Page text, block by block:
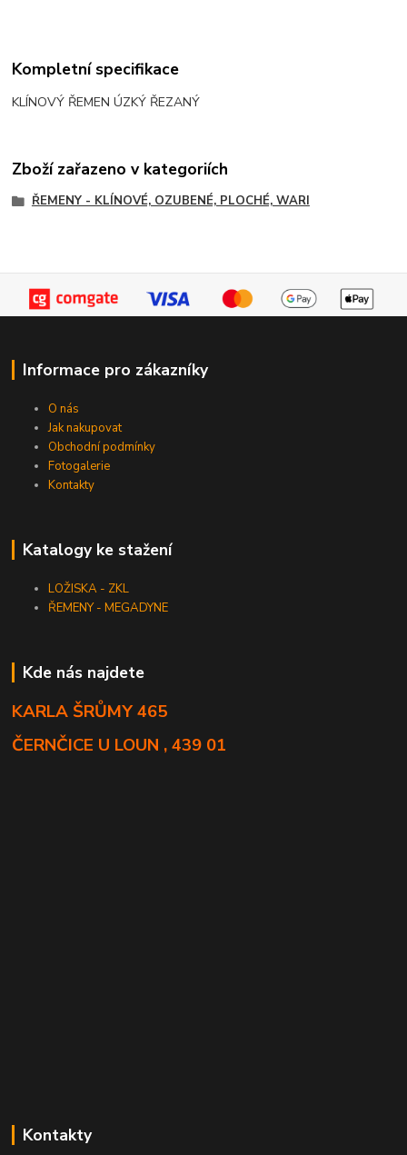
Kompletní specifikace
KLÍNOVÝ ŘEMEN ÚZKÝ ŘEZANÝ
Zboží zařazeno v kategoriích
ŘEMENY - KLÍNOVÉ, OZUBENÉ, PLOCHÉ, WARI
Informace pro zákazníky
O nás
Jak nakupovat
Obchodní podmínky
Fotogalerie
Kontakty
Katalogy ke stažení
LOŽISKA - ZKL
ŘEMENY - MEGADYNE
Kde nás najdete
KARLA ŠRŮMY 465
ČERNČICE U LOUN , 439 01
Kontakty